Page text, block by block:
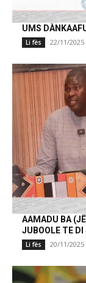
UMS
Li fës 22/11/2025
AAMADU BA
JUBOOLE TE DI
Li fës 20/11/2025